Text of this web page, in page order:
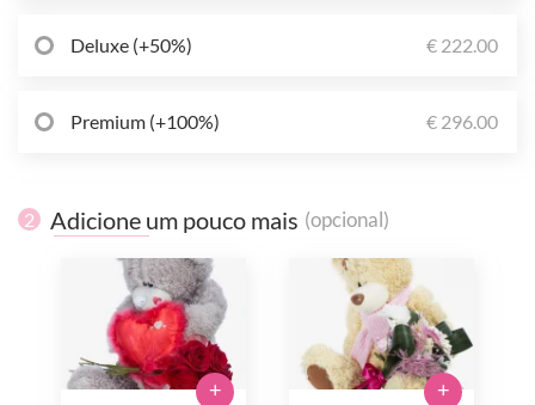
Deluxe (+50%) € 222.00
Premium (+100%) € 296.00
2 Adicione um pouco mais (opcional)
+ +